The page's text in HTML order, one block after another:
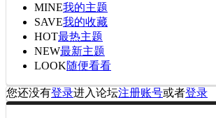
MINE我的主题
SAVE我的收藏
HOT最热主题
NEW最新主题
LOOK随便看看
您还没有登录进入论坛注册账号或者登录